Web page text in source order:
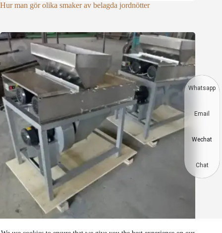
Hur man gör olika smaker av belagda jordnötter
Maskin för att skala jordnötter skickad till USA
Whatsapp
Email
Wechat
Chat